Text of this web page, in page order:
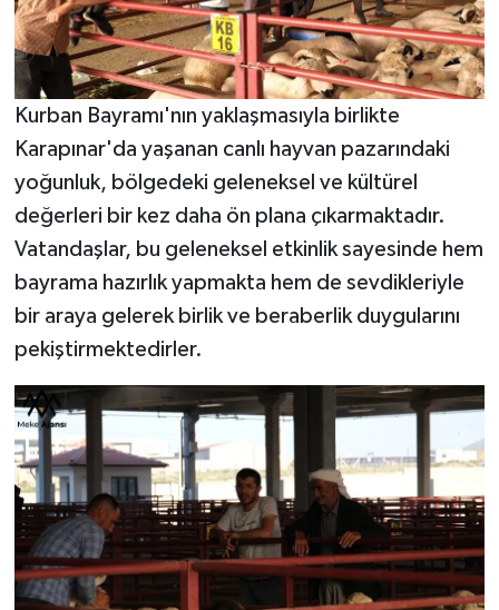
Kurban Bayramı'nın yaklaşmasıyla birlikte
Karapınar'da yaşanan canlı hayvan pazarındaki
yoğunluk, bölgedeki geleneksel ve kültürel
değerleri bir kez daha ön plana çıkarmaktadır.
Vatandaşlar, bu geleneksel etkinlik sayesinde hem
bayrama hazırlık yapmakta hem de sevdikleriyle
bir araya gelerek birlik ve beraberlik duygularını
pekiştirmektedirler.